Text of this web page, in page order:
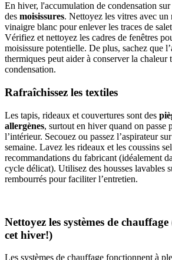
En hiver, l'accumulation de condensation sur
des moisissures. Nettoyez les vitres avec un
vinaigre blanc pour enlever les traces de
Vérifiez et nettoyez les cadres de fenêtres
moisissure potentielle. De plus, sachez que
thermiques peut aider à conserver la chaleur
condensation.
Rafraîchissez les textiles
Les tapis, rideaux et couvertures sont des
allergènes, surtout en hiver quand on passe
l’intérieur. Secouez ou passez l’aspirateur
semaine. Lavez les rideaux et les coussins
recommandations du fabricant (idéalement
cycle délicat). Utilisez des housses lavables
rembourrés pour faciliter l’entretien.
Nettoyez les systèmes de
cet hiver!)
Les systèmes de chauffage fonctionnent à